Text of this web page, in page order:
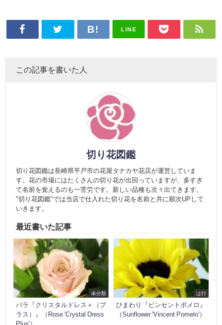
LINE
この記事を書いた人
切り花図鑑
切り花図鑑は長崎県平戸市の花屋タナカヤ花店が運営していま
す。花の市場にはたくさんの切り花が出回っていますが、多すぎ
て名前を覚えるのも一苦労です。新しい品種も次々出てきます。
"切り花図鑑"では当店で仕入れた切り花を名前と共に順次UPして
いきます。
最近書いた記事
未分類
バラ『クリスタルドレス＋（プ
ラス）』（Rose 'Crystal Dress
Plus'）
は行
ひまわり『ビンセントポメロ』
（Sunflower 'Vincent Pomelo'）